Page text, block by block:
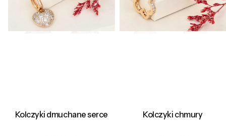
Kolczyki dmuchane serce Kolczyki chmury